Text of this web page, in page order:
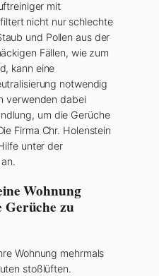
mit
nicht nur schlechte
und Pollen aus der
Fällen, wie zum
kann eine
notwendig
verwenden dabei
um die Gerüche
Firma Chr. Holenstein
unter der
Wohnung
Gerüche zu
Wohnung mehrmals
stoßlüften.